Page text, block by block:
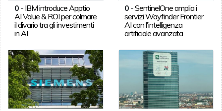
0- IBM introduce Apptio
AI Value & ROI per colmare
il divario tra gli investimenti
in AI
0 -SentinelOne amplia i
servizi Wayfinder Frontier
AI con l'intelligenza
artificiale avanzata